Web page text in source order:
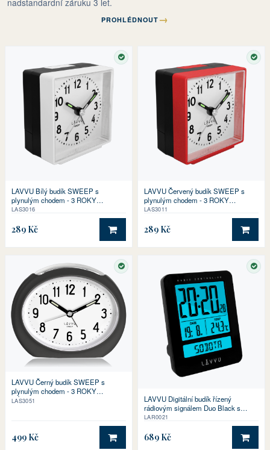
nadstandardní záruku 3 let.
PROHLÉDNOUT →
SKLADEM
LAVVU Bílý budík SWEEP s
plynulým chodem - 3 ROKY
ZÁRUKA!
LAS3016
289 Kč DO KOŠÍKU
LAVVU Červený budík SWEEP s
plynulým chodem - 3 ROKY
ZÁRUKA!
LAS3011
289 Kč DO
SKLADEM
LAVVU Černý budík SWEEP s
plynulým chodem - 3 ROKY
ZÁRUKA!
LAS3051
499 Kč DO KOŠÍKU
LAVVU Digitální budík řízený
rádiovým signálem Duo Black s
češtinou
LAR0021
689 Kč DO